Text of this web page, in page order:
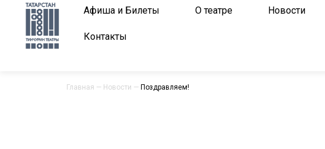
Афиша и Билеты О театре Новости
Контакты
Главная — Новости — Поздравляем!